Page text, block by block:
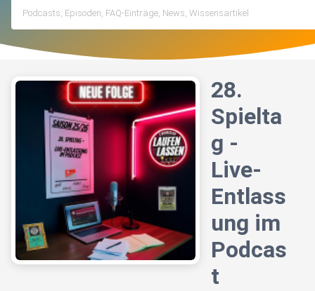
28.
Spielta
g -
Live-
Entlass
ung im
Podcas
t